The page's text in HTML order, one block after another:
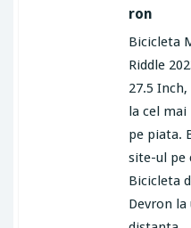
ron
Bicicleta
Riddle
27.5
la cel mai
pe piata.
site-ul pe
Bicicleta
Devron la